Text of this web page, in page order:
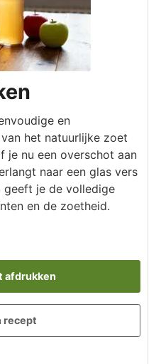
en
het natuurlijke zoet
je nu een overschot aan
naar een glas vers
geeft je de volledige
en de zoetheid.
afdrukken
recept